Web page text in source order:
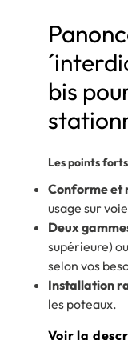
bis
Les points
Conforme et
usage sur
Deux
supérieure)
selon vos
Installation
les poteaux.
Voir la